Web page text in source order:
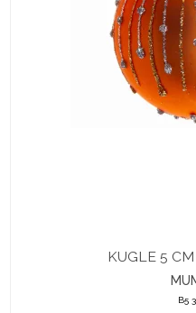
KUGLE 5
B5